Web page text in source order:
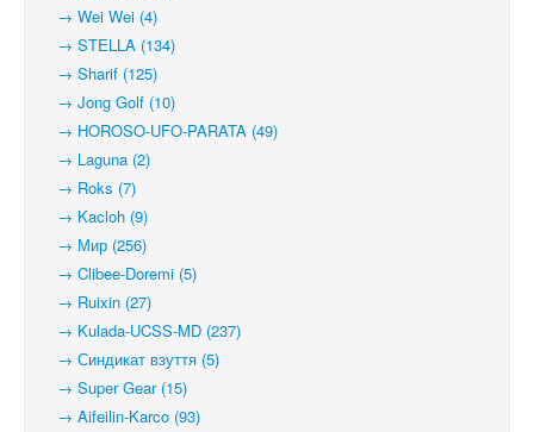
→ Wei Wei (4)
→ STELLA (134)
→ Sharif (125)
→ Jong Golf (10)
→ HOROSO-UFO-PARATA (49)
→ Laguna (2)
→ Roks (7)
→ Kacloh (9)
→ Мир (256)
→ Clibee-Doremi (5)
→ Ruixin (27)
→ Kulada-UCSS-MD (237)
→ Синдикат взуття (5)
→ Super Gear (15)
→ Aifeilin-Karco (93)